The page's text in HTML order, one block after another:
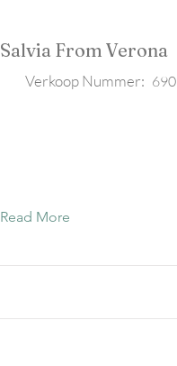
Salvia From Verona
Verkoop Nummer: 690
Read More